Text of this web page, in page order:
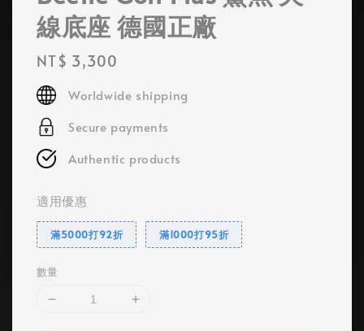
線底座 德國正廠
Regular
price
NT$ 3,300
Worldwide shipping
Secure payments
Authentic products
適用優惠
滿5000打92折 滿1000打95折
數量